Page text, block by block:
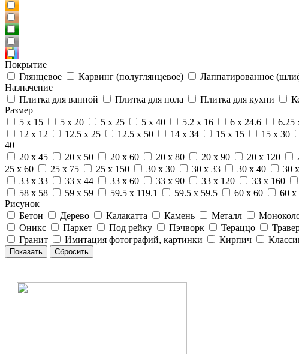
Покрытие
Глянцевое
Карвинг (полуглянцевое) Лаппатированное
Назначение
Плитка для ванной
Плитка для пола Плитка для кухни
Размер
5 x 15
5 x 20 5 x 25 5 x 40 5.2 x 16 6 x 24.6 6.25
12 x 12
12.5 x 25 12.5 x 50 14 x 34 15 x 15 15 x 30
40
20 x 45
20 x 50 20 x 60 20 x 80 20 x 90 20 x 120
25 x 60
25 x 75 25 x 150 30 x 30 30 x 33 30 x 40 30
33 x 33
33 x 44 33 x 60 33 x 90 33 x 120 33 x 160
58 x 58
59 x 59 59.5 x 119.1 59.5 x 59.5 60 x 60 60 x
Рисунок
Бетон
Дерево Калакатта Камень Металл
Оникс
Паркет Под рейку Пэчворк Тераццо
Гранит
Имитация фотографий, картинки Кирпич